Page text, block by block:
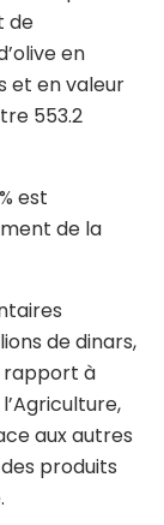
de
en
et en valeur
553.2
est
de la
de dinars,
rapport à
aux autres
produits